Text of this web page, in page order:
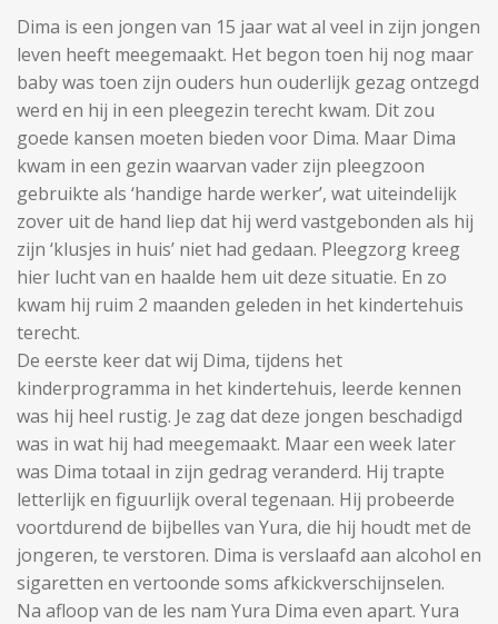
Dima is een jongen van 15 jaar wat al veel in zijn jongen
leven heeft meegemaakt. Het begon toen hij nog maar
baby was toen zijn ouders hun ouderlijk gezag ontzegd
werd en hij in een pleegezin terecht kwam. Dit zou
goede kansen moeten bieden voor Dima. Maar Dima
kwam in een gezin waarvan vader zijn pleegzoon
gebruikte als ‘handige harde werker’, wat uiteindelijk
zover uit de hand liep dat hij werd vastgebonden als hij
zijn ‘klusjes in huis’ niet had gedaan. Pleegzorg kreeg
hier lucht van en haalde hem uit deze situatie. En zo
kwam hij ruim 2 maanden geleden in het kindertehuis
terecht.
De eerste keer dat wij Dima, tijdens het
kinderprogramma in het kindertehuis, leerde kennen
was hij heel rustig. Je zag dat deze jongen beschadigd
was in wat hij had meegemaakt. Maar een week later
was Dima totaal in zijn gedrag veranderd. Hij trapte
letterlijk en figuurlijk overal tegenaan. Hij probeerde
voortdurend de bijbelles van Yura, die hij houdt met de
jongeren, te verstoren. Dima is verslaafd aan alcohol en
sigaretten en vertoonde soms afkickverschijnselen.
Na afloop van de les nam Yura Dima even apart. Yura